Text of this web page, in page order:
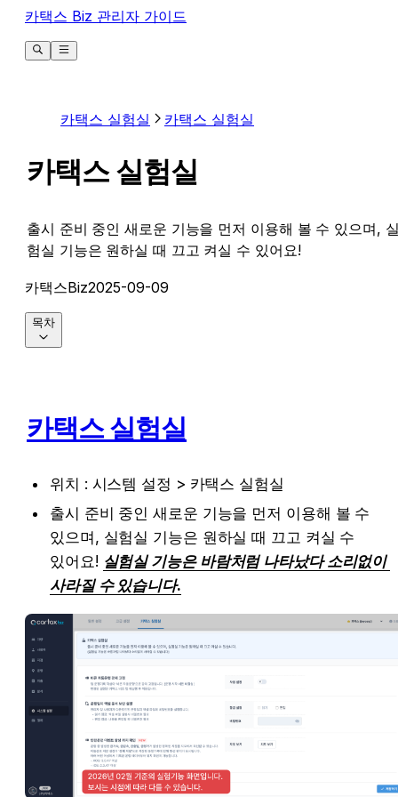
카택스 Biz 관리자 가이드
카택스 실험실 카택스 실험실
카택스 실험실
출시 준비 중인 새로운 기능을 먼저 이용해 볼 수 있으며,
험실 기능은 원하실 때 끄고 켜실 수 있어요!
카택스Biz2025-09-09
카택스 실험실
위치 : 시스템 설정 > 카택스 실험실
출시 준비 중인 새로운 기능을 먼저 이용해 볼 수
있으며, 실험실 기능은 원하실 때 끄고 켜실 수
있어요! 실험실 기능은 바람처럼 나타났다 소리없이
사라질 수 있습니다.
목차